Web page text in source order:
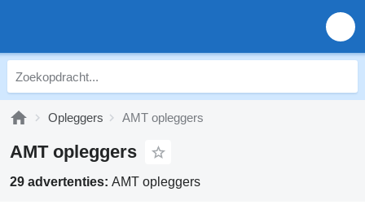
Opleggers AMT opleggers
AMT opleggers
29 advertenties: AMT opleggers